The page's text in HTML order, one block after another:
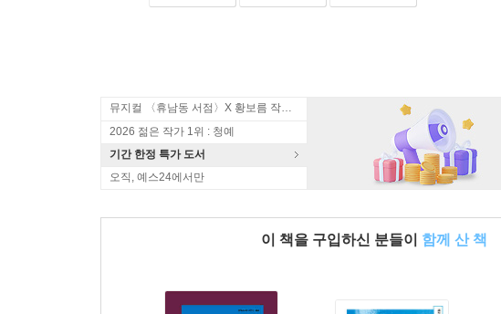
뮤지컬 〈휴남동 서점〉X 황보름 작가 북토크
2026 젊은 작가 1위 : 청예
기간 한정 특가 도서
오직, 예스24에서만
이 책을 구입하신 분들이 함께 산 책